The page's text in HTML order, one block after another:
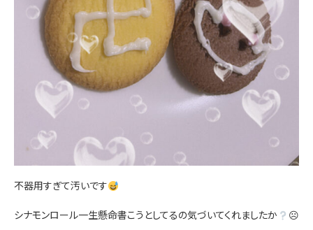
不器用すぎて汚いです
シナモンロール一生懸命書こうとしてるの気づいてくれましたか ☹